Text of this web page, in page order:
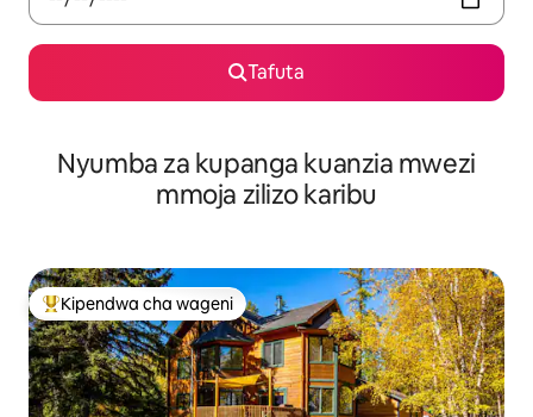
Tafuta
Nyumba za kupanga kuanzia mwezi
mmoja zilizo karibu
Kipendwa maarufu cha wageni
Kipendwa cha wageni